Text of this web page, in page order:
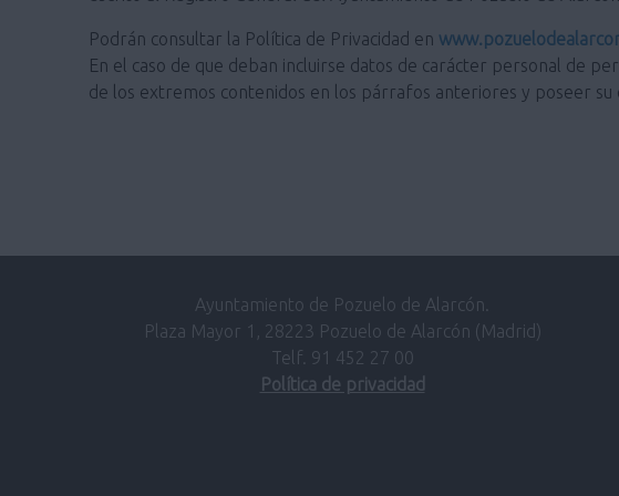
Podrán consultar la Política de Privacidad en
En el caso de que deban incluirse datos de carácter personal de
de los extremos contenidos en los párrafos anteriores y poseer
Ayuntamiento de Pozuelo de Alarcón.
Plaza Mayor 1, 28223 Pozuelo de Alarcón (Madrid)
Telf. 91 452 27 00
Política de privacidad